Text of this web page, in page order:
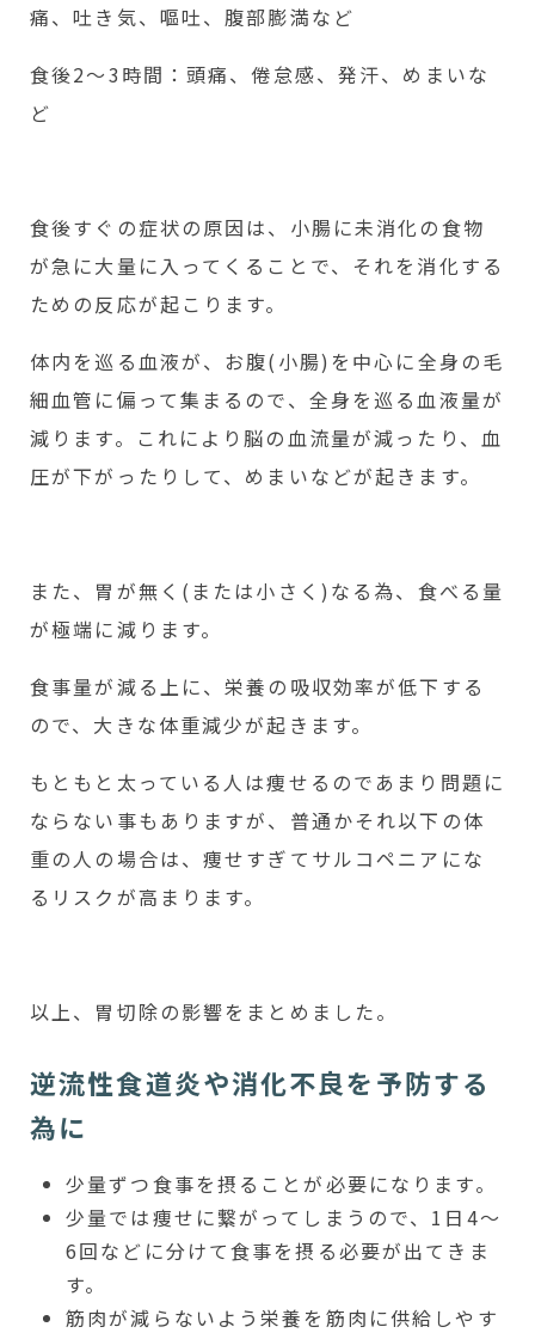
痛、吐き気、嘔吐、腹部膨満など
食後2～3時間：頭痛、倦怠感、発汗、めまいな
ど
食後すぐの症状の原因は、小腸に未消化の食物
が急に大量に入ってくることで、それを消化する
ための反応が起こります。
体内を巡る血液が、お腹(小腸)を中心に全身の毛
細血管に偏って集まるので、全身を巡る血液量が
減ります。これにより脳の血流量が減ったり、血
圧が下がったりして、めまいなどが起きます。
また、胃が無く(または小さく)なる為、食べる量
が極端に減ります。
食事量が減る上に、栄養の吸収効率が低下する
ので、大きな体重減少が起きます。
もともと太っている人は痩せるのであまり問題に
ならない事もありますが、普通かそれ以下の体
重の人の場合は、痩せすぎてサルコペニアにな
るリスクが高まります。
以上、胃切除の影響をまとめました。
逆流性食道炎や消化不良を予防する
為に
少量ずつ食事を摂ることが必要になります。
少量では痩せに繋がってしまうので、1日4～
6回などに分けて食事を摂る必要が出てきま
す。
筋肉が減らないよう栄養を筋肉に供給しやす